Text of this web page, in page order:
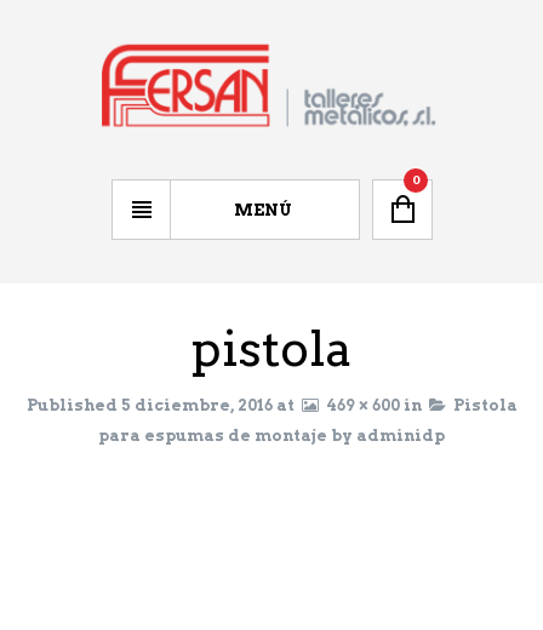
MENÚ
0
pistola
Published 5 diciembre, 2016at 469 × 600in
Pistola
para espumas de montaje by adminidp